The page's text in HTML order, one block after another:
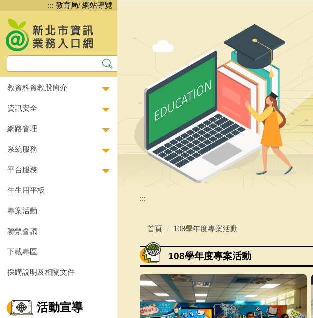
到
主
要
內
區
::: 教育局/ 網站導覽
教資科資教股簡介
資訊安全
網路管理
系統服務
平台服務
生生用平板
專案活動
聯繫會議
下載專區
採購說明及相關文件
活動宣導
:::
首頁 108學年度專案活動
108學年度專案活動